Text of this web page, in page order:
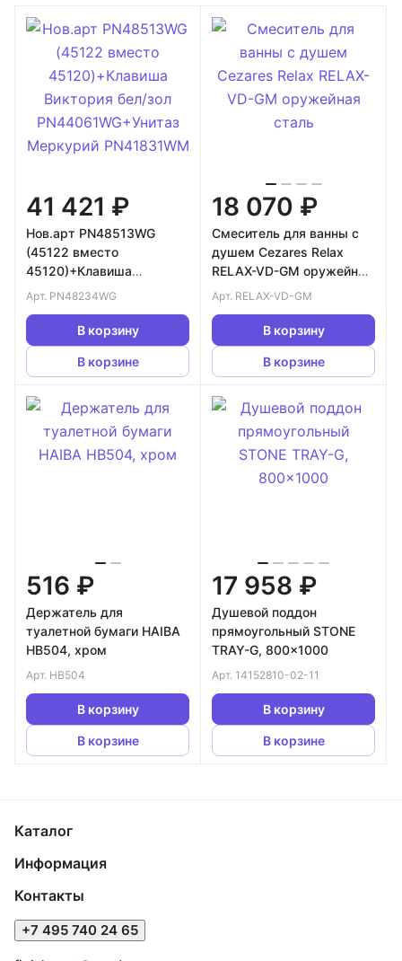
41 421 ₽
Нов.арт PN48513WG
(45122 вместо
45120)+Клавиша
Виктория бел/зол
Меркурий PN41831WM
Арт. PN48234WG
В корзину
В корзине
18 070 ₽
Смеситель для ванны с
душем Cezares Relax
RELAX-VD-GM оружейная
сталь
Арт. RELAX-VD-GM
В корзину
В корзине
516 ₽
Держатель для
туалетной бумаги HAIBA
HB504, хром
Арт. HB504
В корзину
В корзине
17 958 ₽
Душевой поддон
прямоугольный STONE
TRAY-G, 800x1000
Арт. 14152810-02-11
В корзину
В корзине
Каталог
Информация
Контакты
+7 495 740 24 65